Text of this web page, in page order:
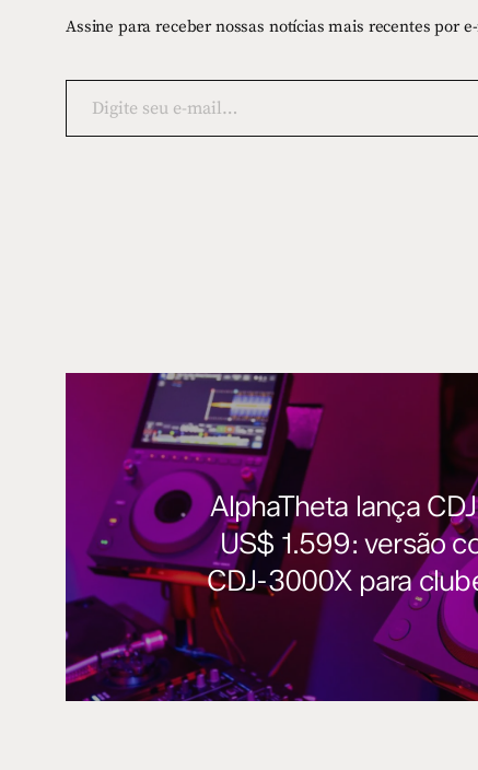
Assine para receber nossas notícias mais recentes por
Digite
AlphaTheta lança
US$ 1.599: versão
CDJ-3000X para